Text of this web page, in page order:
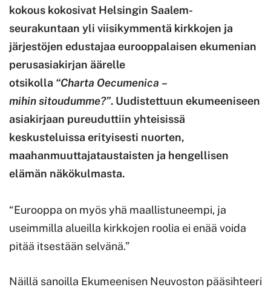
kokous kokosivat Helsingin Saalem-
seurakuntaan yli viisikymmentä kirkkojen ja
järjestöjen edustajaa eurooppalaisen ekumenian
perusasiakirjan äärelle
otsikolla “Charta Oecumenica –
mihin sitoudumme?”. Uudistettuun ekumeeniseen
asiakirjaan pureuduttiin yhteisissä
keskusteluissa erityisesti nuorten,
maahanmuuttajataustaisten ja hengellisen
elämän näkökulmasta.
“Eurooppa on myös yhä maallistuneempi, ja
useimmilla alueilla kirkkojen roolia ei enää voida
pitää itsestään selvänä.”
Näillä sanoilla Ekumeenisen Neuvoston pääsihteeri